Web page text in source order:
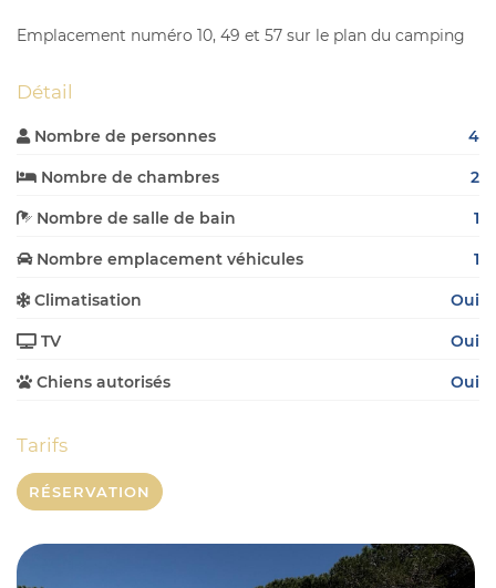
Emplacement numéro 10, 49 et 57 sur le plan du camping
Détail
Nombre de personnes 4
 Nombre de chambres 2
 Nombre de salle de bain 1
Nombre emplacement véhicules 1
 Climatisation Oui
 TV Oui
 Chiens autorisés Oui
Tarifs
RÉSERVATION